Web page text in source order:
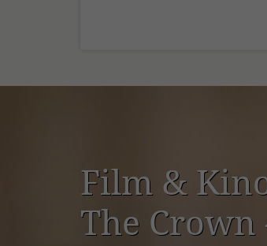
Film &
The Crown